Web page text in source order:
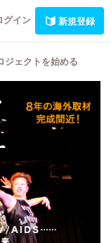
グイン 新規登録
ジェクトを始める